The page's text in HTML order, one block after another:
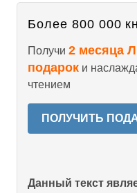
Более 800 000
Получи 2 месяца
подарок и
чтением
ПОЛУЧИТЬ
Данный текст